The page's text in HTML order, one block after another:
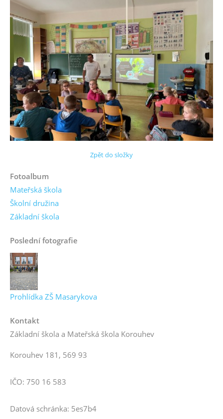
Zpět do složky
Fotoalbum
Mateřská škola
Školní družina
Základní škola
Poslední fotografie
Prohlídka ZŠ Masarykova
Kontakt
Základní škola a Mateřská škola Korouhev
Korouhev 181, 569 93
IČO: 750 16 583
Datová schránka: 5es7b4